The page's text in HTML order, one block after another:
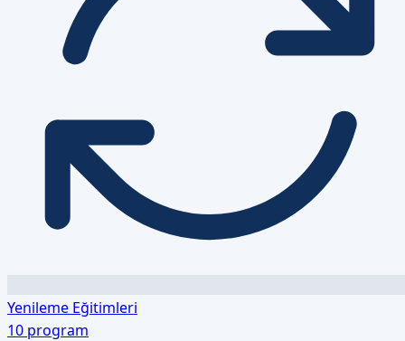
Yenileme Eğitimleri
10 program